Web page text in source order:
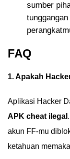
sumber
FAQ
1. Apakah
Aplikasi Hacker
APK cheat ilegal
akun FF-mu
ketahuan